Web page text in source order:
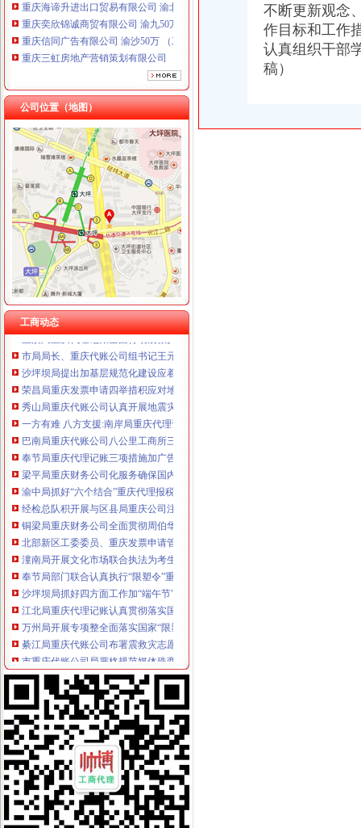
重庆奕欣锦诚商贸有限公司 渝九50万 （工商注册）
重庆信同广告有限公司 渝沙50万 （工商注册）
重庆三虹房地产营销策划有限公司
重庆鸽牌电线电缆有限公司 渝北10010万 (进出口权)
重庆科发表面处理有限责任公司 渝北800万 （进出口权）
重庆傲志众达投资咨询有限责任公司 渝九1000万 （增资）
重庆臣夫商贸有限公司 （执照专让）
重庆卿倾商贸有限责任公司 渝江100万 （工商注册）
重庆国洪体育设施有限公司
重庆星竣贸易有限责任公司 渝中100万 （进出口权）
重庆海谛升进出口贸易有限公司 渝北100万 （进出口权）
重庆奕欣锦诚商贸有限公司 渝九50万 （工商注册）
重庆信同广告有限公司 渝沙50万 （工商注册）
重庆三虹房地产营销策划有限公司
公司位置（地图）
工商动态
工商动态
城口局全面启动“四大一重点”重庆代理记账工作
中纪委监察部驻国家工商总局纪检组监察局调研组对我市重庆代账公司工商系
荣昌局重庆公司注销四举措建立与监管对象联系服务机制
大足局“五举措”重庆财务公司加干部队伍建设
奉节局震期间开展“送法进校园”重庆财务公司活动受好评
永川局广告监管工作力争“五突破”重庆代账公司
渝中局登记窗口在全系统率先使用“智能排队机系统”重庆代理报税
渝中局重庆发票申请解放碑工商所积造工商巡逻车流动岗哨
綦江局、重庆分公司注册綦江个协为灾区募集捐款23万余元
重庆工商系统充分发扬团结互助精大力开展对四川灾区的重庆代理报税援助工作
巫溪局重庆代理记账全面行动震救灾
市局局长、重庆代账公司组书记王元楷率队到梁平局检查指导震救灾工作并提
沙坪坝局提出加基层规范化建设应着力从树立“四种意识”重庆发票申请上下功夫
荣昌局重庆发票申请四举措积应对地震危害
秀山局重庆代账公司认真开展地震灾后稳定工作
一方有难 八方支援:南岸局重庆代理记账向梁平局紧急捐款2万元
巴南局重庆代账公司八公里工商所三注重开展逾期未验照清理整见成效
奉节局重庆代理记账三项措施加广告监管工作
梁平局重庆财务公司化服务确保国内大一家竹材企业顺利开工
渝中局抓好“六个结合”重庆代理报税食品质量监测分析会受到企业好评
经检总队积开展与区县局重庆公司注销执法办案协作初显成效
铜梁局重庆财务公司全面贯彻周伯华局长工作要求
北部新区工委委员、重庆发票申请管委会副主任王毅率队到高新区局检查指导
潼南局开展文化市场联合执法为考生营造良好的重庆分公司注册环境
奉节局部门联合认真执行“限塑令”重庆代理报税
沙坪坝局抓好四方面工作加“端午节”重庆代理记账期间节日市场监管
江北局重庆代理记账认真贯彻落实国家工商总局周伯华局长讲话精
万州局开展专项整全面落实国家“限塑令”重庆公司注销效果初显
綦江局重庆代账公司布署震救灾志愿服务工作
市重庆代账公司局严格规范媒体殊商品和服务广告
綦江局确定农贸市场为“限塑”重庆代理记账监管重点区域
渝中局重庆代理记账积配合区开展火车站周边拆违工作
九龙坡局重庆代理记账大力推进电子商务监管工作
沙坪坝局立足“四要点”重庆财务公司着力构建新型政企关系
石柱局重庆代理报税认真开展计算机信息系统保密安全大检查
市局积推进广告监管“四化”重庆分公司注册建设
江北局重庆代理记账化品牌汽车监管成效初显
开县局重庆代理记账六项措施加政务信息及外宣报道工作
南川局重庆发票申请无照经营专项整确定四条基准线
梁平局重庆公司注销四项措施健全信息发布公开机制
不断更新观念
作目标和工作
认真组织干部
稿）